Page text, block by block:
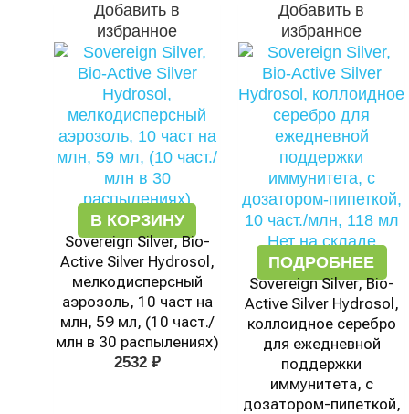
Добавить в
избранное
В КОРЗИНУ
Sovereign Silver, Bio-
Active Silver Hydrosol,
мелкодисперсный
аэрозоль, 10 част на
млн, 59 мл, (10 част./
млн в 30 распылениях)
2532 ₽
Добавить в
избранное
Нет на складе
ПОДРОБНЕЕ
Sovereign Silver, Bio-
Active Silver Hydrosol,
коллоидное серебро
для ежедневной
поддержки
иммунитета, с
дозатором-пипеткой,